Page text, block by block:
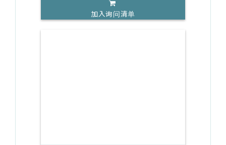
加入询问清单